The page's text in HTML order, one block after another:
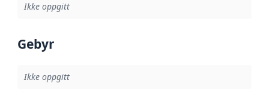
Ikke oppgitt
Gebyr
Ikke oppgitt